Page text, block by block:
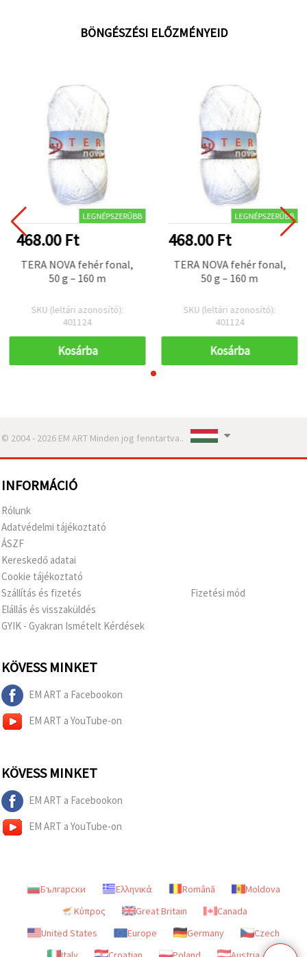
BÖNGÉSZÉSI ELŐZMÉNYEID
LEGNÉPSZERŰBB
468.00 Ft
TERA NOVA fehér fonal,
50 g – 160 m
SKU (leltári azonosító):
401124
Kosárba
LEGNÉPSZERŰBB
468.00 Ft
TERA NOVA fehér fonal,
50 g – 160 m
SKU (leltári azonosító):
401124
Kosárba
© 2004 - 2026 EM ART Minden jog fenntartva..
INFORMÁCIÓ
Rólunk
Adatvédelmi tájékoztató
ÁSZF
Kereskedő adatai
Cookie tájékoztató
Szállítás és fizetés
Elállás és visszaküldés
GYIK - Gyakran Ismételt Kérdések
Fizetési mód
KÖVESS MINKET
EM ART a Facebookon
EM ART a YouTube-on
KÖVESS MINKET
EM ART a Facebookon
EM ART a YouTube-on
Български Ελληνικά Română
Moldova
Κύπρος
Great Britain
Canada
United States
Europe Germany
Czech